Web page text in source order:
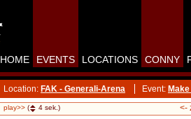
HOME EVENTS LOCATIONS CONNY
Location: FAK - Generali-Arena Event:
play>> ( 4 sek.) <-